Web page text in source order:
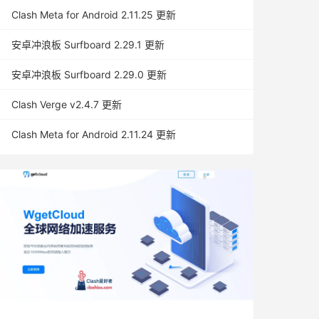
Clash Meta for Android 2.11.25 更新
安卓冲浪板 Surfboard 2.29.1 更新
安卓冲浪板 Surfboard 2.29.0 更新
Clash Verge v2.4.7 更新
Clash Meta for Android 2.11.24 更新